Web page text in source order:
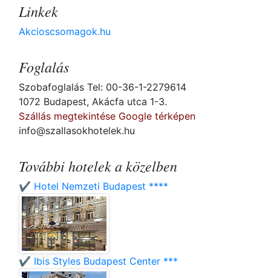
Linkek
Akcioscsomagok.hu
Foglalás
Szobafoglalás Tel: 00-36-1-2279614
1072 Budapest, Akácfa utca 1-3.
Szállás megtekintése Google térképen
info@szallasokhotelek.hu
További hotelek a közelben
✔️ Hotel Nemzeti Budapest ****
✔️ Ibis Styles Budapest Center ***